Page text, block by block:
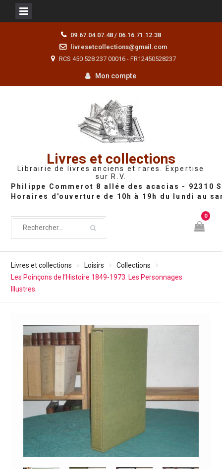
09.67.04.07.48 / 06.16.71.12.38
livresetcollections@gmail.com
RCS 450 528 237 00016 - FR12450528237
Mon compte
Livres et collections
Librairie de livres anciens et rares. Expertise
sur R.V.
0
Livres et collections Loisirs
Collections
Les Poinçons de l’Histoire 1849-1973. Les Personnages
Illustres.